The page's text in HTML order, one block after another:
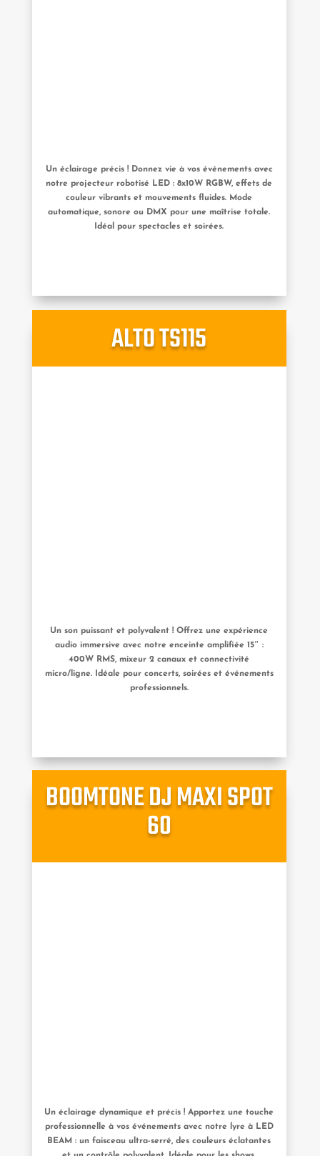
Un éclairage précis ! Donnez vie à vos événements avec
notre projecteur robotisé LED : 8x10W RGBW, effets de
couleur vibrants et mouvements fluides. Mode
automatique, sonore ou DMX pour une maîtrise totale.
Idéal pour spectacles et soirées.
ALTO TS115
Un son puissant et polyvalent ! Offrez une expérience
audio immersive avec notre enceinte amplifiée 15″ :
400W RMS, mixeur 2 canaux et connectivité
micro/ligne. Idéale pour concerts, soirées et événements
professionnels.
BOOMTONE DJ MAXI SPOT
60
Un éclairage dynamique et précis ! Apportez une touche
professionnelle à vos événements avec notre lyre à LED
BEAM : un faisceau ultra-serré, des couleurs éclatantes